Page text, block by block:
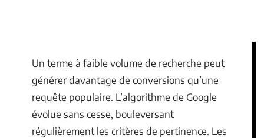
Un terme à faible volume de recherche peut
générer davantage de conversions qu’une
requête populaire. L’algorithme de Google
évolue sans cesse, bouleversant
régulièrement les critères de pertinence. Les